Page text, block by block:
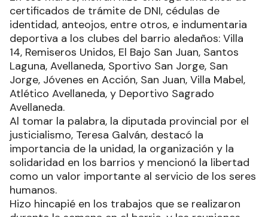
certificados de trámite de DNI, cédulas de
identidad, anteojos, entre otros, e indumentaria
deportiva a los clubes del barrio aledaños: Villa
14, Remiseros Unidos, El Bajo San Juan, Santos
Laguna, Avellaneda, Sportivo San Jorge, San
Jorge, Jóvenes en Acción, San Juan, Villa Mabel,
Atlético Avellaneda, y Deportivo Sagrado
Avellaneda.
Al tomar la palabra, la diputada provincial por el
justicialismo, Teresa Galván, destacó la
importancia de la unidad, la organización y la
solidaridad en los barrios y mencionó la libertad
como un valor importante al servicio de los seres
humanos.
Hizo hincapié en los trabajos que se realizaron